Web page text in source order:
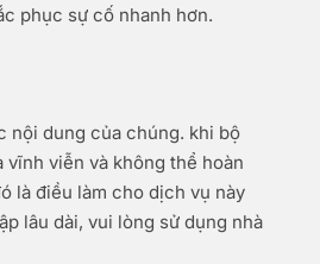
phục sự cố nhanh hơn.
nội dung của chúng. khi bộ
viễn và không thể hoàn
là điều làm cho dịch vụ này
lâu dài, vui lòng sử dụng nhà